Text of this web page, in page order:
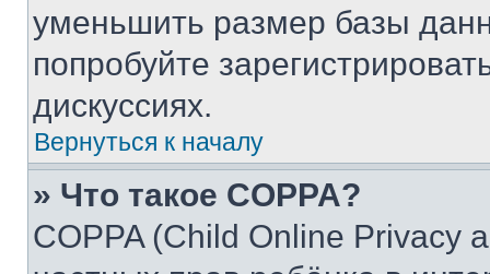
уменьшить размер базы
попробуйте
дискуссиях.
Вернуться к началу
» Что такое COPPA?
COPPA (Child Online Privacy